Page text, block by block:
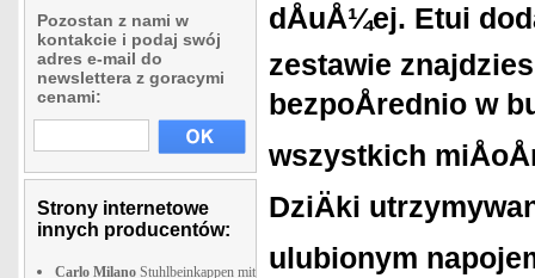
Pozostan z nami w
kontakcie i podaj swój
adres e-mail do
newslettera z goracymi
cenami:
Strony internetowe
innych producentów:
Carlo Milano Stuhlbeinkappen mit
dÅuÅ¼ej. Etui
zestawie
bezpoÅrednio w
wszystkich
DziÄki
ulubionym